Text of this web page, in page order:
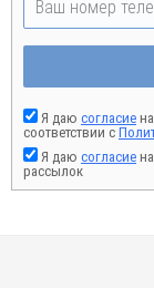
Я даю согласие
соответствии с
Я даю согласие
рассылок